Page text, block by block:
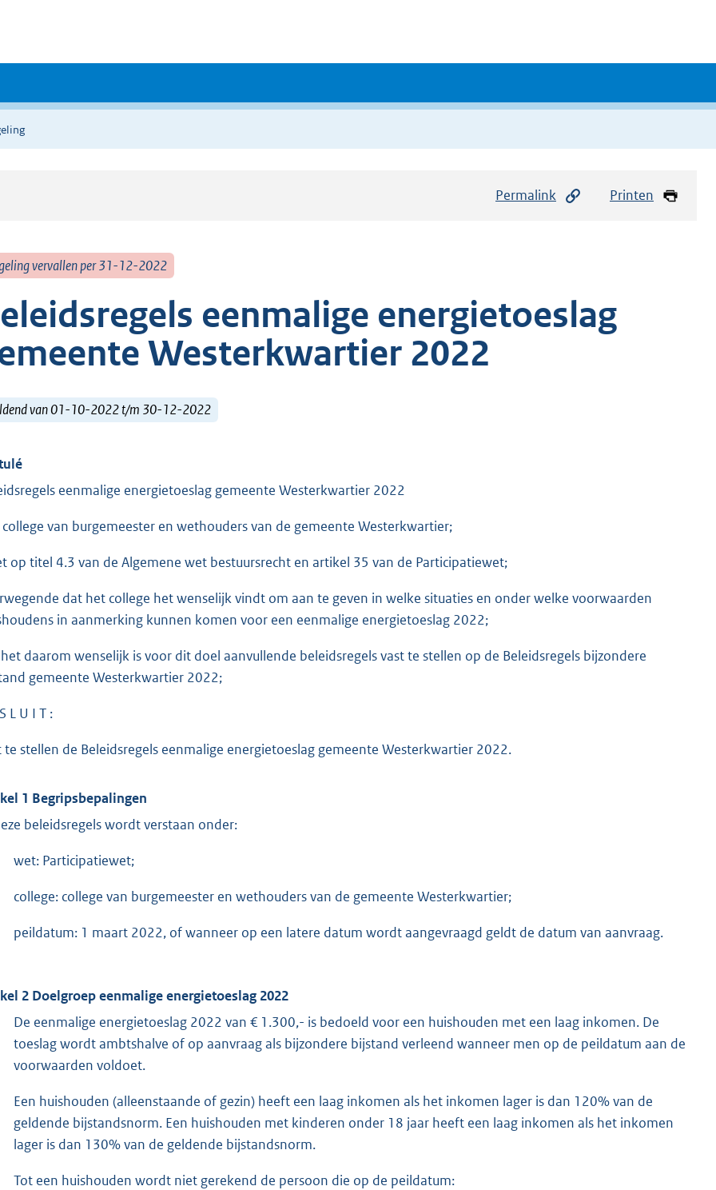
Permalink Printen
vervallen per 31-12-2022
eenmalige energietoeslag
Westerkwartier 2022
van 01-10-2022 t/m 30-12-2022
eenmalige energietoeslag gemeente Westerkwartier 2022
van burgemeester en wethouders van de gemeente Westerkwartier;
op titel 4.3 van de Algemene wet bestuursrecht en artikel 35 van de Participatiewet;
dat het college het wenselijk vindt om aan te geven in welke situaties en onder welke voorwaarden
in aanmerking kunnen komen voor een eenmalige energietoeslag 2022;
daarom wenselijk is voor dit doel aanvullende beleidsregels vast te stellen op de Beleidsregels bijzondere
gemeente Westerkwartier 2022;
L U I T :
te stellen de Beleidsregels eenmalige energietoeslag gemeente Westerkwartier 2022.
1 Begripsbepalingen
beleidsregels wordt verstaan onder:
wet: Participatiewet;
college: college van burgemeester en wethouders van de gemeente Westerkwartier;
peildatum: 1 maart 2022, of wanneer op een latere datum wordt aangevraagd geldt de datum van aanvraag.
2 Doelgroep eenmalige energietoeslag 2022
De eenmalige energietoeslag 2022 van € 1.300,- is bedoeld voor een huishouden met een laag inkomen. De
toeslag wordt ambtshalve of op aanvraag als bijzondere bijstand verleend wanneer men op de peildatum aan de
voorwaarden voldoet.
Een huishouden (alleenstaande of gezin) heeft een laag inkomen als het inkomen lager is dan 120% van de
geldende bijstandsnorm. Een huishouden met kinderen onder 18 jaar heeft een laag inkomen als het inkomen
lager is dan 130% van de geldende bijstandsnorm.
Tot een huishouden wordt niet gerekend de persoon die op de peildatum: